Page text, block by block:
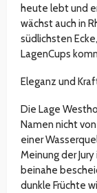
heute lebt und
wächst auch in
südlichsten
LagenCups
Eleganz und
Die Lage
Namen nicht
einer
Meinung der
beinahe
dunkle Früchte